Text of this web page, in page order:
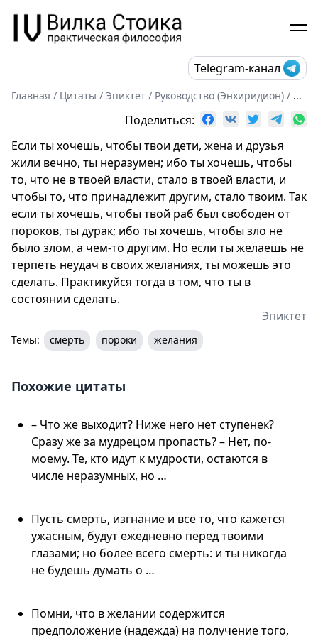
Telegram-канал
Главная / Цитаты / Эпиктет / Руководство (Энхиридион) / ...
Поделиться:
Если ты хочешь, чтобы твои дети, жена и друзья
жили вечно, ты неразумен; ибо ты хочешь, чтобы
то, что не в твоей власти, стало в твоей власти, и
чтобы то, что принадлежит другим, стало твоим. Так
если ты хочешь, чтобы твой раб был свободен от
пороков, ты дурак; ибо ты хочешь, чтобы зло не
было злом, а чем-то другим. Но если ты желаешь не
терпеть неудач в своих желаниях, ты можешь это
сделать. Практикуйся тогда в том, что ты в
состоянии сделать.
Эпиктет
Темы: смерть пороки желания
Похожие цитаты
– Что же выходит? Ниже него нет ступенек?
Сразу же за мудрецом пропасть? – Нет, по-
моему. Те, кто идут к мудрости, остаются в
числе неразумных, но …
Пусть смерть, изгнание и всё то, что кажется
ужасным, будут ежедневно перед твоими
глазами; но более всего смерть: и ты никогда
не будешь думать о …
Помни, что в желании содержится
предположение (надежда) на получение того,